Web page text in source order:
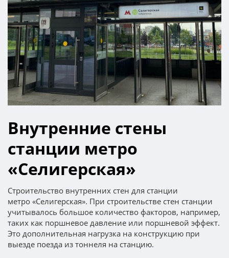
Внутренние стены
станции метро
«Селигерская»
Строительство внутренних стен для станции
метро «Селигерская». При строительстве стен станции
учитывалось большое количество факторов, например,
таких как поршневое давление или поршневой эффект.
Это дополнительная нагрузка на конструкцию при
выезде поезда из тоннеля на станцию.